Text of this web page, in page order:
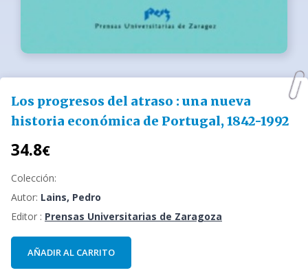
Los progresos del atraso : una nueva
historia económica de Portugal, 1842-1992
34.8€
Colección:
Autor: Lains, Pedro
Editor : Prensas Universitarias de Zaragoza
AÑADIR AL CARRITO